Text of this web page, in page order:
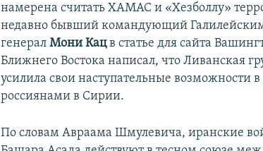
намерена считать ХАМАС и «Хезболлу»
недавно бывший командующий
генералМони Кацв статье для сайта
Ближнего Востока написал, что Ливанская
усилила свои наступательные возможности
россиянами в Сирии.
По словам Авраама Шмулевича, иранские